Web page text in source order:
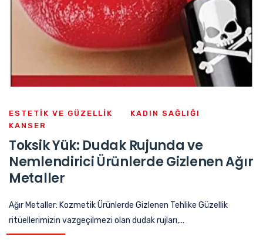
ESTETIK VE GÜZELLIK
KADIN SAĞLIĞI
KANSER
Toksik Yük: Dudak Rujunda ve
Nemlendirici Ürünlerde Gizlenen Ağır
Metaller
Ağır Metaller: Kozmetik Ürünlerde Gizlenen Tehlike Güzellik
ritüellerimizin vazgeçilmezi olan dudak rujları,...